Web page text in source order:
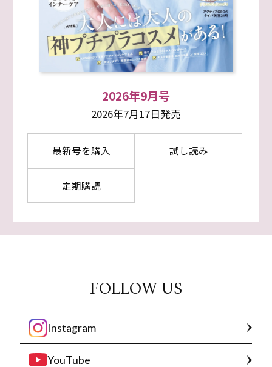
2026年9月号
2026年7月17日発売
最新号を購入 試し読み
定期購読
FOLLOW US
Instagram
YouTube